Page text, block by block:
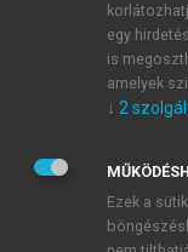
Kérek
Kérek
veszem és
Általános
mersz.hu
egy
is
amelyek
↓ 2
Ezek a